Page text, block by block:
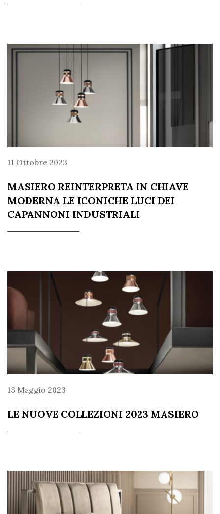
11 Ottobre 2023
MASIERO REINTERPRETA IN CHIAVE
MODERNA LE ICONICHE LUCI DEI
CAPANNONI INDUSTRIALI
13 Maggio 2023
LE NUOVE COLLEZIONI 2023 MASIERO